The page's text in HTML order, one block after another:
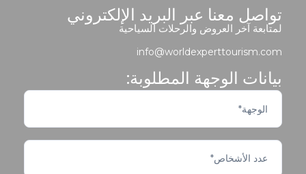
تواصل معنا عبر البريد الإلكتروني
لمتابعة آخر العروض والرحلات السياحية
info@worldexperttourism.com
بيانات الوجهة المطلوبة: